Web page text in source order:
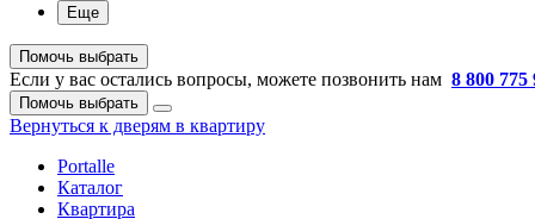
Еще
Помочь выбрать
Если у вас остались вопросы, можете позвонить нам 8 800 775
Помочь выбрать
Вернуться к дверям в квартиру
Portalle
Каталог
Квартира